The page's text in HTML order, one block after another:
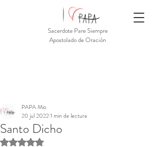
Sacerdote Pare Siempre
Apostolado de Oración
Santo Dicho
PAPA Mio
20 jul 20221 min de lectura
Obtuvo NaN de 5 estrellas.